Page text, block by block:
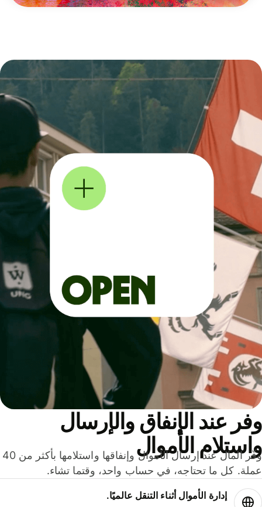
عند الإنفاق والإرسال
الأموال
وفّر المال عند إرسال الأموال وإنفاقها واستلامها بأكثر من 40
كل ما تحتاجه، في حساب واحد، وقتما تشاء.
إدارة الأموال أثناء التنقل عالميًا.